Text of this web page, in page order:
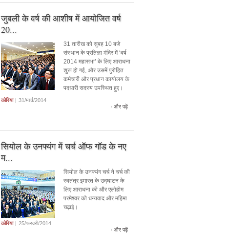
जुबली के वर्ष की आशीष में आयोजित वर्ष
20...
31 तारीख को सुबह 10 बजे
संस्थान के प्रतिज्ञा मंदिर में ‘वर्ष
2014 महासभा’ के लिए आराधना
शुरू हो गई, और उसमें पुरोहित
कर्मचारी और प्रधान कार्यालय के
पदधारी सदस्य उपस्थित हुए।
कोरिया | 31/मार्च/2014
और पढ़ें
सियोल के उनफ्यंग में चर्च ऑफ गॉड के नए
म...
सियोल के उनफ्यंग चर्च ने चर्च की
स्वतंत्र इमारत के उद्घाटन के
लिए आराधना की और एलोहीम
परमेश्वर को धन्यवाद और महिमा
चढ़ाई।
कोरिया | 25/फरवरी/2014
और पढ़ें